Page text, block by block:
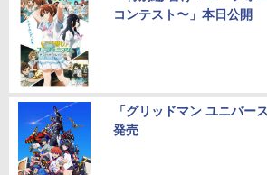
コンテスト〜」本日公開
「グリッドマン ユニバー
発売